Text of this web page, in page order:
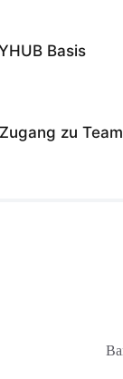
Basis
zu